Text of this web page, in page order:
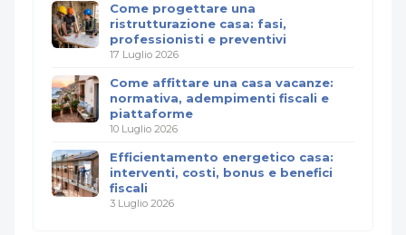
Come progettare una
ristrutturazione casa: fasi,
professionisti e preventivi
17 Luglio 2026
Come affittare una casa vacanze:
normativa, adempimenti fiscali e
piattaforme
10 Luglio 2026
Efficientamento energetico casa:
interventi, costi, bonus e benefici
fiscali
3 Luglio 2026